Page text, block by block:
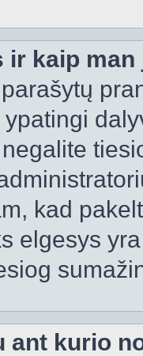
ir kaip
kad
elgesys
ant kurio